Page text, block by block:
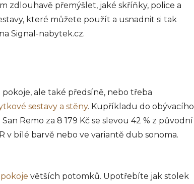
zdlouhavě přemýšlet, jaké skříňky, police a
které můžete použít a usnadnit si tak
Signal-nabytek.cz.
ale také předsíně, nebo třeba
sestavy a stěny. Kupříkladu do obývacího
Remo za 8 179 Kč se slevou 42 % z původní
v bílé barvě nebo ve variantě dub sonoma.
větších potomků. Upotřebíte jak stolek